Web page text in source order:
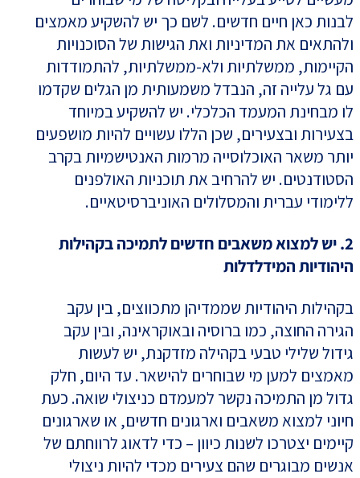
לבנות כאן חיים חדשים. לשם כך יש להשקיע מאמצים
ולהתאים את המדיניות ואת הגישות של הסוכנויות
הקיימות, ממשלתיות ולא-ממשלתיות, להתמודדות
עם גל עלייה זה, הנבדל משמעותית מן הגלים שקדמו
לו מבחינת המעמד הכלכלי. יש להשקיע במיוחד
בצעירות ובצעירים, שכן הללו עשויים להיות מושפעים
יותר משאר האוכלוסייה מרמות האנטישמיות בקרב
הסטודנטים. יש להרחיב את תוכניות האולפנים
ללימודי עברית והמסלולים האוניברסיטאיים.
2. יש למצוא משאבים חדשים לתמיכה בקהילות
היהודיות המידלדלות
בקהילות היהודיות שממדיהן מתכווצים, בין עקב
הגירה החוצה, כמו ברוסיה ובאוקראינה, ובין עקב
גידול שלילי טבעי בקהילה מזדקנת, יש לעשות
מאמצים למען מי שבוחרים להישאר. עד היום, חלק
גדול מן התמיכה נקשר למעמדם כניצולי שואה. כעת
חיוני למצוא משאבים וארגונים חדשים, או שארגונים
קיימים יצטרכו לשנות כיוון – כדי לדאוג לרווחתם של
אנשים מבוגרים שהם צעירים מכדי להיות ניצולי